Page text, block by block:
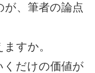
、筆者の論点
すか。
だけの価値が